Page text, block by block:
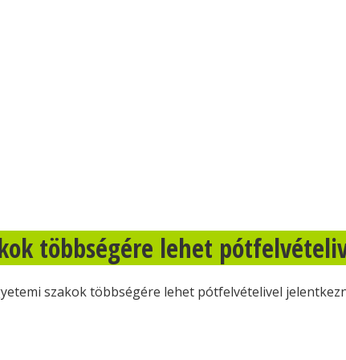
többségére lehet
szakok többségére lehet pótfelvételivel